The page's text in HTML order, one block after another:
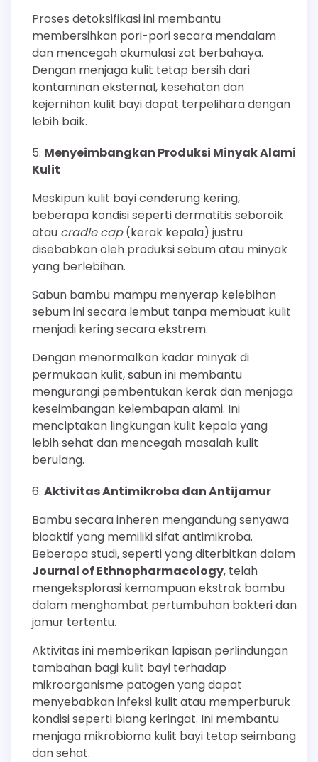
Proses detoksifikasi ini membantu
membersihkan pori-pori secara mendalam
dan mencegah akumulasi zat berbahaya.
Dengan menjaga kulit tetap bersih dari
kontaminan eksternal, kesehatan dan
kejernihan kulit bayi dapat terpelihara dengan
lebih baik.
Menyeimbangkan Produksi Minyak Alami
Kulit
Meskipun kulit bayi cenderung kering,
beberapa kondisi seperti dermatitis seboroik
atau cradle cap(kerak kepala) justru
disebabkan oleh produksi sebum atau minyak
yang berlebihan.
Sabun bambu mampu menyerap kelebihan
sebum ini secara lembut tanpa membuat kulit
menjadi kering secara ekstrem.
Dengan menormalkan kadar minyak di
permukaan kulit, sabun ini membantu
mengurangi pembentukan kerak dan menjaga
keseimbangan kelembapan alami. Ini
menciptakan lingkungan kulit kepala yang
lebih sehat dan mencegah masalah kulit
berulang.
Aktivitas Antimikroba dan Antijamur
Bambu secara inheren mengandung senyawa
bioaktif yang memiliki sifat antimikroba.
Beberapa studi, seperti yang diterbitkan dalam
Journal of Ethnopharmacology, telah
mengeksplorasi kemampuan ekstrak bambu
dalam menghambat pertumbuhan bakteri dan
jamur tertentu.
Aktivitas ini memberikan lapisan perlindungan
tambahan bagi kulit bayi terhadap
mikroorganisme patogen yang dapat
menyebabkan infeksi kulit atau memperburuk
kondisi seperti biang keringat. Ini membantu
menjaga mikrobioma kulit bayi tetap seimbang
dan sehat.